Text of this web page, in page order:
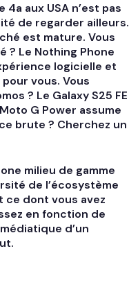
aux USA n’est pas
de regarder ailleurs.
est mature. Vous
? Le Nothing Phone
logicielle et
vous. Vous
? Le Galaxy S25 FE
G Power assume
brute ? Cherchez un
milieu de gamme
de l’écosystème
dont vous avez
en fonction de
d’un